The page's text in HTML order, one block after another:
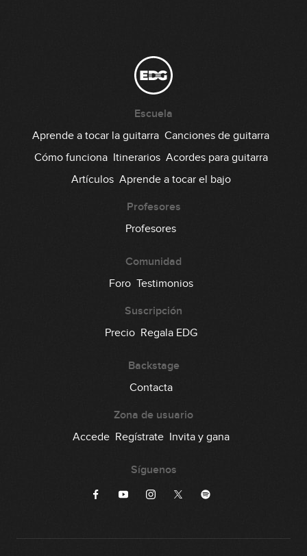
Escuela
Aprende a tocar la guitarra Canciones de guitarra
Cómo funciona Itinerarios Acordes para guitarra
Artículos Aprende a tocar el bajo
Profesores
Profesores
Comunidad
Foro Testimonios
Suscripción
Precio Regala EDG
Backstage
Contacta
Zona de usuario
Accede Regístrate Invita y gana
Síguenos